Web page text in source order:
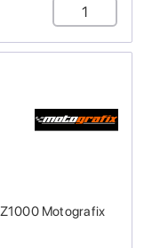
Motografix